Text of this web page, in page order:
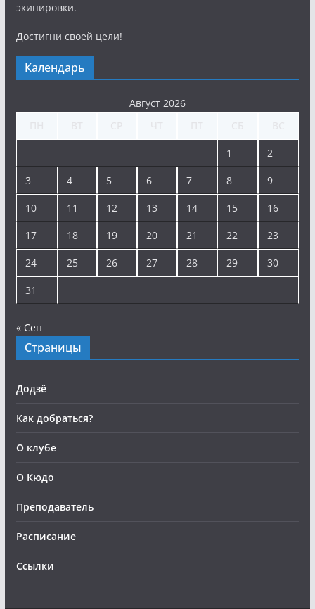
экипировки.
Достигни своей цели!
Календарь
Август 2026
1 2
3 4 5 6 7 8 9
10 11 12 13 14 15 16
17 18 19 20 21 22 23
24 25 26 27 28 29 30
31
« Сен
Страницы
Додзё
Как добраться?
О клубе
О Кюдо
Преподаватель
Расписание
Ссылки